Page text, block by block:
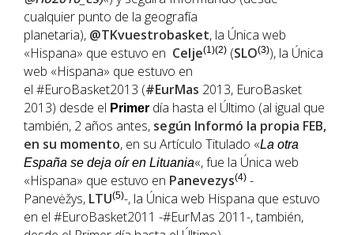
cualquier punto de la geografía
planetaria), @TKvuestrobasket, la Única web
«Hispana» que estuvo en Celje(1)(2) (SLO(3)), la Única
web «Hispana» que estuvo en
el #EuroBasket2013 (#EurMas 2013, EuroBasket
2013) desde el Primer día hasta el Último (al igual que
también, 2 años antes, según Informó la propia FEB,
en su momento, en su Artículo Titulado «La otra
España se deja oír en Lituania«, fue la Única web
«Hispana» que estuvo en Panevezys(4) -
Panevėžys, LTU(5)-, la Única web Hispana que estuvo
en el #EuroBasket2011 -#EurMas 2011-, también,